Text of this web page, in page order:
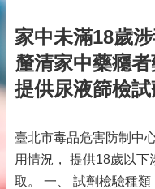
家中未滿18歲
釐清家中藥癮
提供尿液篩檢
臺北市毒品危害防制中
用情況， 提供18歲以
取。 一、 試劑檢驗種